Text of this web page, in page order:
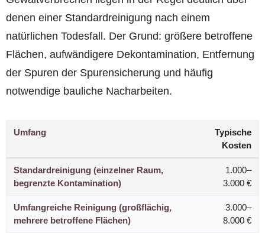
denen einer Standardreinigung nach einem
natürlichen Todesfall. Der Grund: größere betroffene
Flächen, aufwändigere Dekontamination, Entfernung
der Spuren der Spurensicherung und häufig
notwendige bauliche Nacharbeiten.
Umfang
Typische
Kosten
Standardreinigung (einzelner Raum,
begrenzte Kontamination)
1.000–
3.000 €
Umfangreiche Reinigung (großflächig,
mehrere betroffene Flächen)
3.000–
8.000 €